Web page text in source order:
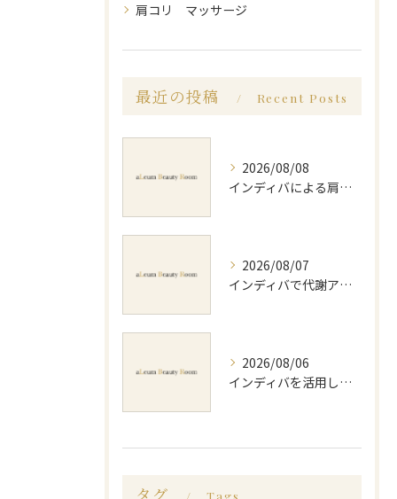
肩コリ マッサージ
最近の投稿 Recent Posts
2026/08/08
インディバによる肩コリ施術の効果と回数の目安を徹底解説
2026/08/07
インディバで代謝アップ体験効果とビフォーアフター徹底解説
2026/08/06
インディバを活用した足痩せ方法とセルライトやむくみ改善のポイント
タグ Tags